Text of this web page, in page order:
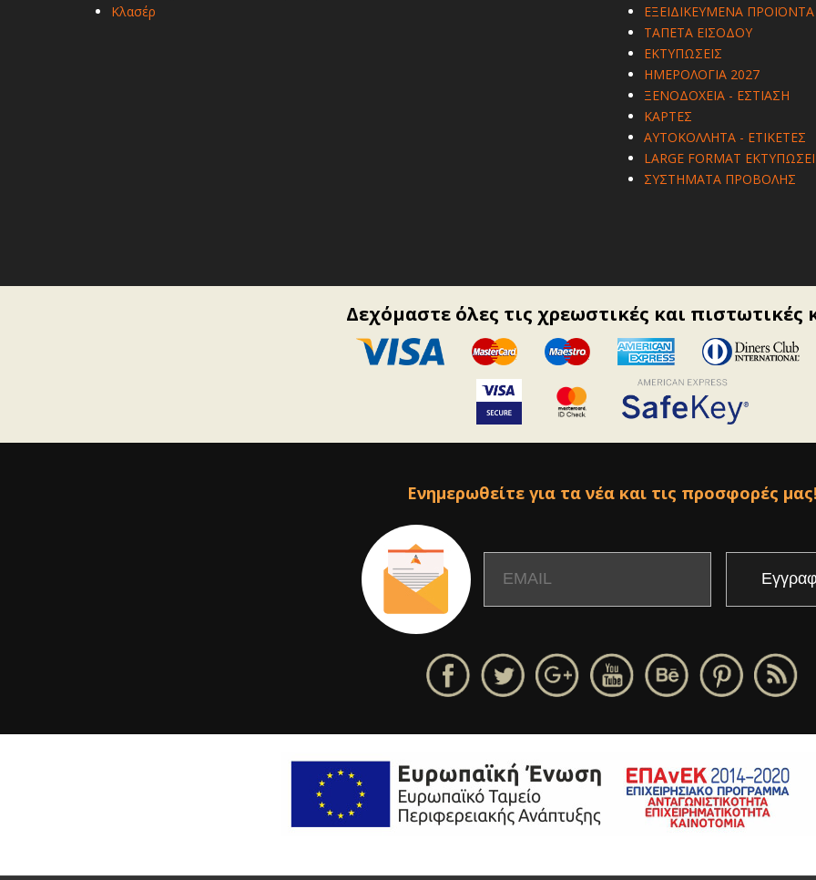
Κλασέρ
ΕΞΕΙΔΙΚΕΥΜΕΝΑ ΠΡΟΪΟΝΤΑ
ΤΑΠΕΤΑ ΕΙΣΟΔΟΥ
ΕΚΤΥΠΩΣΕΙΣ
ΗΜΕΡΟΛΟΓΙΑ 2027
ΞΕΝΟΔΟΧΕΙΑ - ΕΣΤΙΑΣΗ
ΚΑΡΤΕΣ
ΑΥΤΟΚΟΛΛΗΤΑ - ΕΤΙΚΕΤΕΣ
LARGE FORMAT
ΣΥΣΤΗΜΑΤΑ ΠΡΟΒΟΛΗΣ
Δεχόμαστε όλες τις χρεωστικές και πιστωτικές
Ενημερωθείτε για τα νέα και τις προσφορές